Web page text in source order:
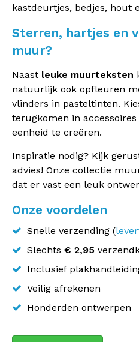
kastdeurtjes, bedjes, hout
Sterren, hartjes en
muur?
Naast leuke muurteksten
natuurlijk ook opfleuren
vlinders in pasteltinten.
terugkomen in
eenheid te creëren.
Inspiratie nodig? Kijk
advies! Onze collectie
dat er vast een leuk
Onze voordelen
Snelle verzending (
Slechts € 2,95
Inclusief
Veilig afrekenen
Honderden ontwerpen